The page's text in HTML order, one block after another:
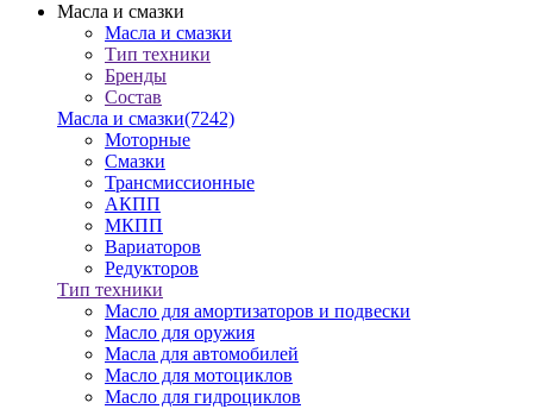
Масла и смазки
Масла и смазки
Тип техники
Бренды
Состав
Масла и смазки(7242)
Моторные
Смазки
Трансмиссионные
АКПП
МКПП
Вариаторов
Редукторов
Тип техники
Масло для амортизаторов и подвески
Масло для оружия
Масла для автомобилей
Масло для мотоциклов
Масло для гидроциклов